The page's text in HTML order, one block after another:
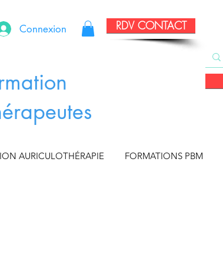
Connexion RDV CONTACT
AURICULOTHÉRAPIE FORMATIONS PBM